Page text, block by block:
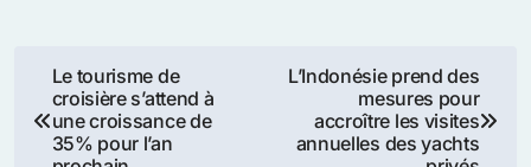
Navigation
de
Le tourisme de
croisière s’attend à
une croissance de
35% pour l’an
L’Indonésie prend des
mesures pour
accroître les visites
annuelles des yachts